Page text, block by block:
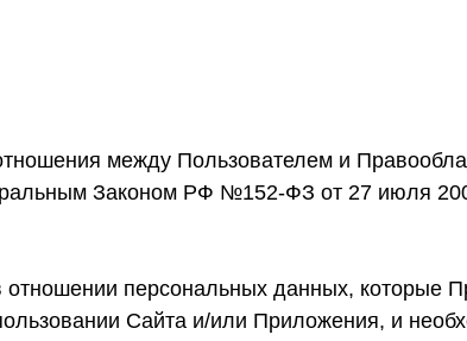
между Пользователем и
Законом РФ №152-ФЗ от 27 июля
персональных данных, которые
Сайта и/или Приложения, и